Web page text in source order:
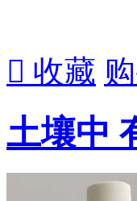
 收藏
土壤中